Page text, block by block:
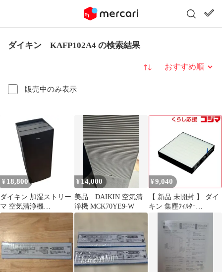
ダイキン KAFP102A4 の検索結果
販売中のみ表示
並び替え
¥ 18,800
ダイキン 加湿ストリー
マ 空気清浄機
MCK70YBK 2022年製
¥ 14,000
美品 DAIKIN 空気清
浄機 MCK70YE9-W
¥ 9,040
【 新品 未開封 】 ダイ
キン 集塵ﾌｨﾙﾀｰ
料無料